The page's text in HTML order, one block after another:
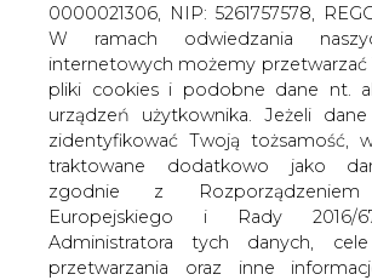
ZALOGUJ
0000021306, NIP: 5261757578,
W ramach odwiedzania
internetowych możemy przetwarzać
pliki cookies i podobne dane nt.
urządzeń użytkownika. Jeżeli
zidentyfikować Twoją tożsamość,
traktowane dodatkowo jako
zgodnie z Rozporządzeniem
Europejskiego i Rady 2016/
Administratora tych danych,
przetwarzania oraz inne